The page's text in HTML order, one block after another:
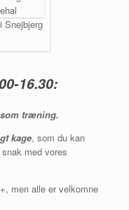
Snejbjerg
16.30:
træning.
kage, som du kan
med vores
men alle er velkomne